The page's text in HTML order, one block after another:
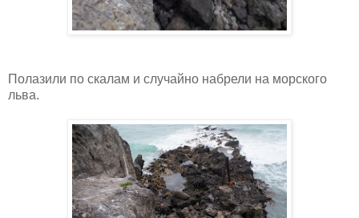
Полазили по скалам и случайно набрели на морского
льва.